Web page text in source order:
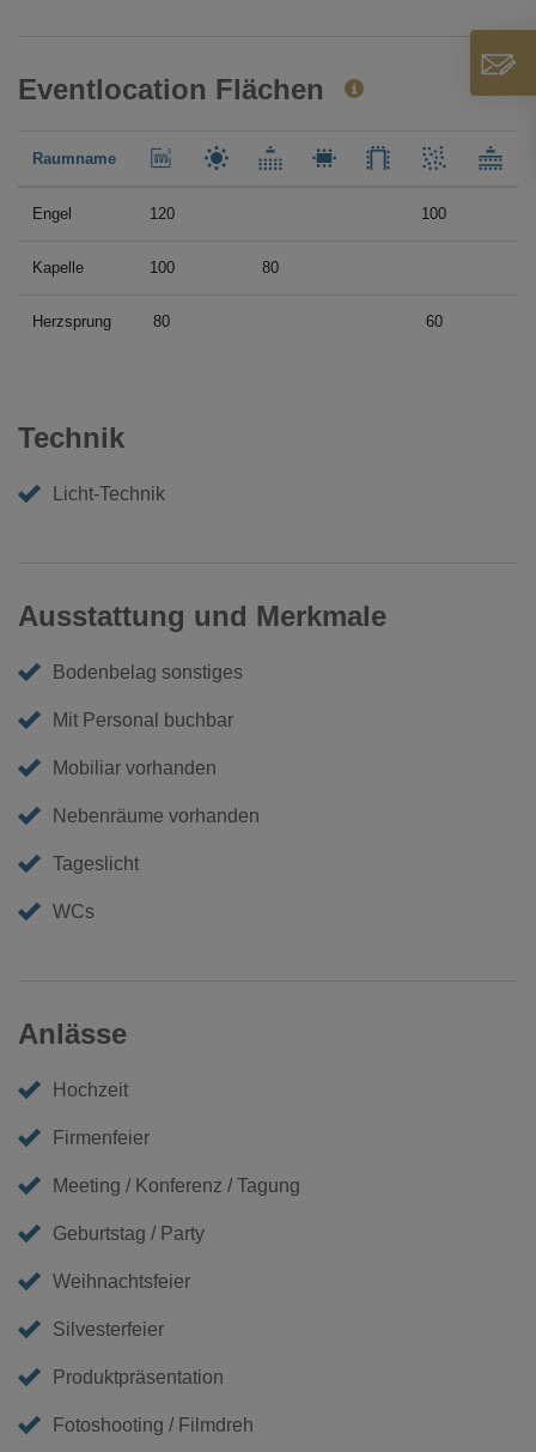
Eventlocation Flächen
Raumname
Engel 120 100
Kapelle 100 80
Herzsprung 80 60
Technik
Licht-Technik
Ausstattung und Merkmale
Bodenbelag sonstiges
Mit Personal buchbar
Mobiliar vorhanden
Nebenräume vorhanden
Tageslicht
WCs
Anlässe
Hochzeit
Firmenfeier
Meeting / Konferenz / Tagung
Geburtstag / Party
Weihnachtsfeier
Silvesterfeier
Produktpräsentation
Fotoshooting / Filmdreh